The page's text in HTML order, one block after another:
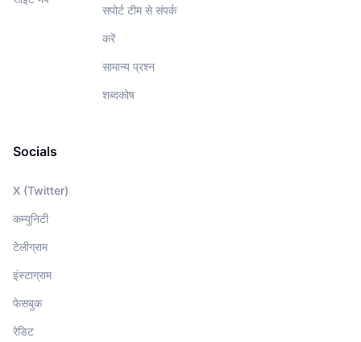
सपोर्ट टीम से संपर्क
करें
सामान्य प्रश्न
शब्दकोष
Socials
X (Twitter)
कम्युनिटी
टेलीग्राम
इंस्टाग्राम
फेसबुक
रेडिट